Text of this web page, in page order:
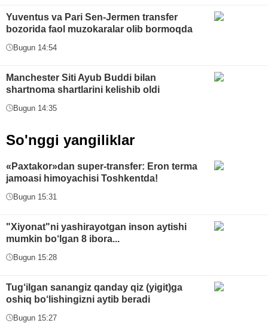
Yuventus va Pari Sen-Jermen transfer
bozorida faol muzokaralar olib bormoqda
Bugun 14:54
Manchester Siti Ayub Buddi bilan
shartnoma shartlarini kelishib oldi
Bugun 14:35
So'nggi yangiliklar
«Paxtakor»dan super-transfer: Eron terma
jamoasi himoyachisi Toshkentda!
Bugun 15:31
"Xiyonat"ni yashirayotgan inson aytishi
mumkin bo‘lgan 8 ibora...
Bugun 15:28
Tug‘ilgan sanangiz qanday qiz (yigit)ga
oshiq bo‘lishingizni aytib beradi
Bugun 15:27